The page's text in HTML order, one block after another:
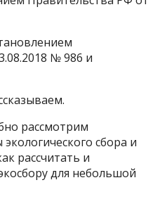
№ 986 и
рассмотрим
сбора и
рассчитать и
для небольшой